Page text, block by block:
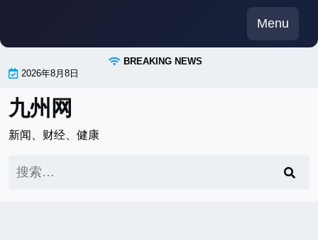
content
Menu
BREAKING NEWS
2026年8月8日
九州网
新闻、财经、健康
索：